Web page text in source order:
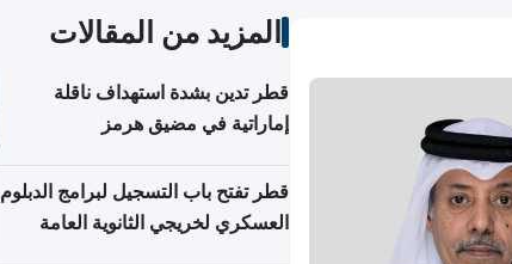
المزيد من المقالات
قطر تدين بشدة استهداف ناقلة
إماراتية في مضيق هرمز
قطر تفتح باب التسجيل لبرامج الدبلوم
العسكري لخريجي الثانوية العامة